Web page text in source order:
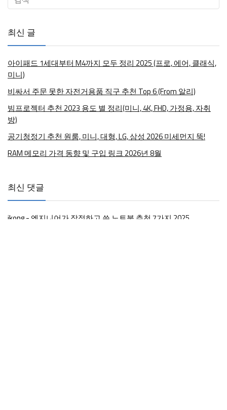
최신 글
아이패드 1세대부터 M4까지 모두 정리 2025 (프로, 에어, 클래식,
미니)
비싸서 주문 못한 자전거용품 직구 추천 Top 6 (From 알리)
빔프로젝터 추천 2023 용도 별 정리(미니, 4K, FHD, 가정용, 자취
방)
공기청정기 추천 원룸, 미니, 대형, LG, 삼성 2026 미세먼지 뚝!
RAM 메모리 가격 동향 및 구입 링크 2026년 8월
최신 댓글
ikong- 엔지니어가 작정하고 쓴 노트북 추천 7가지 2025